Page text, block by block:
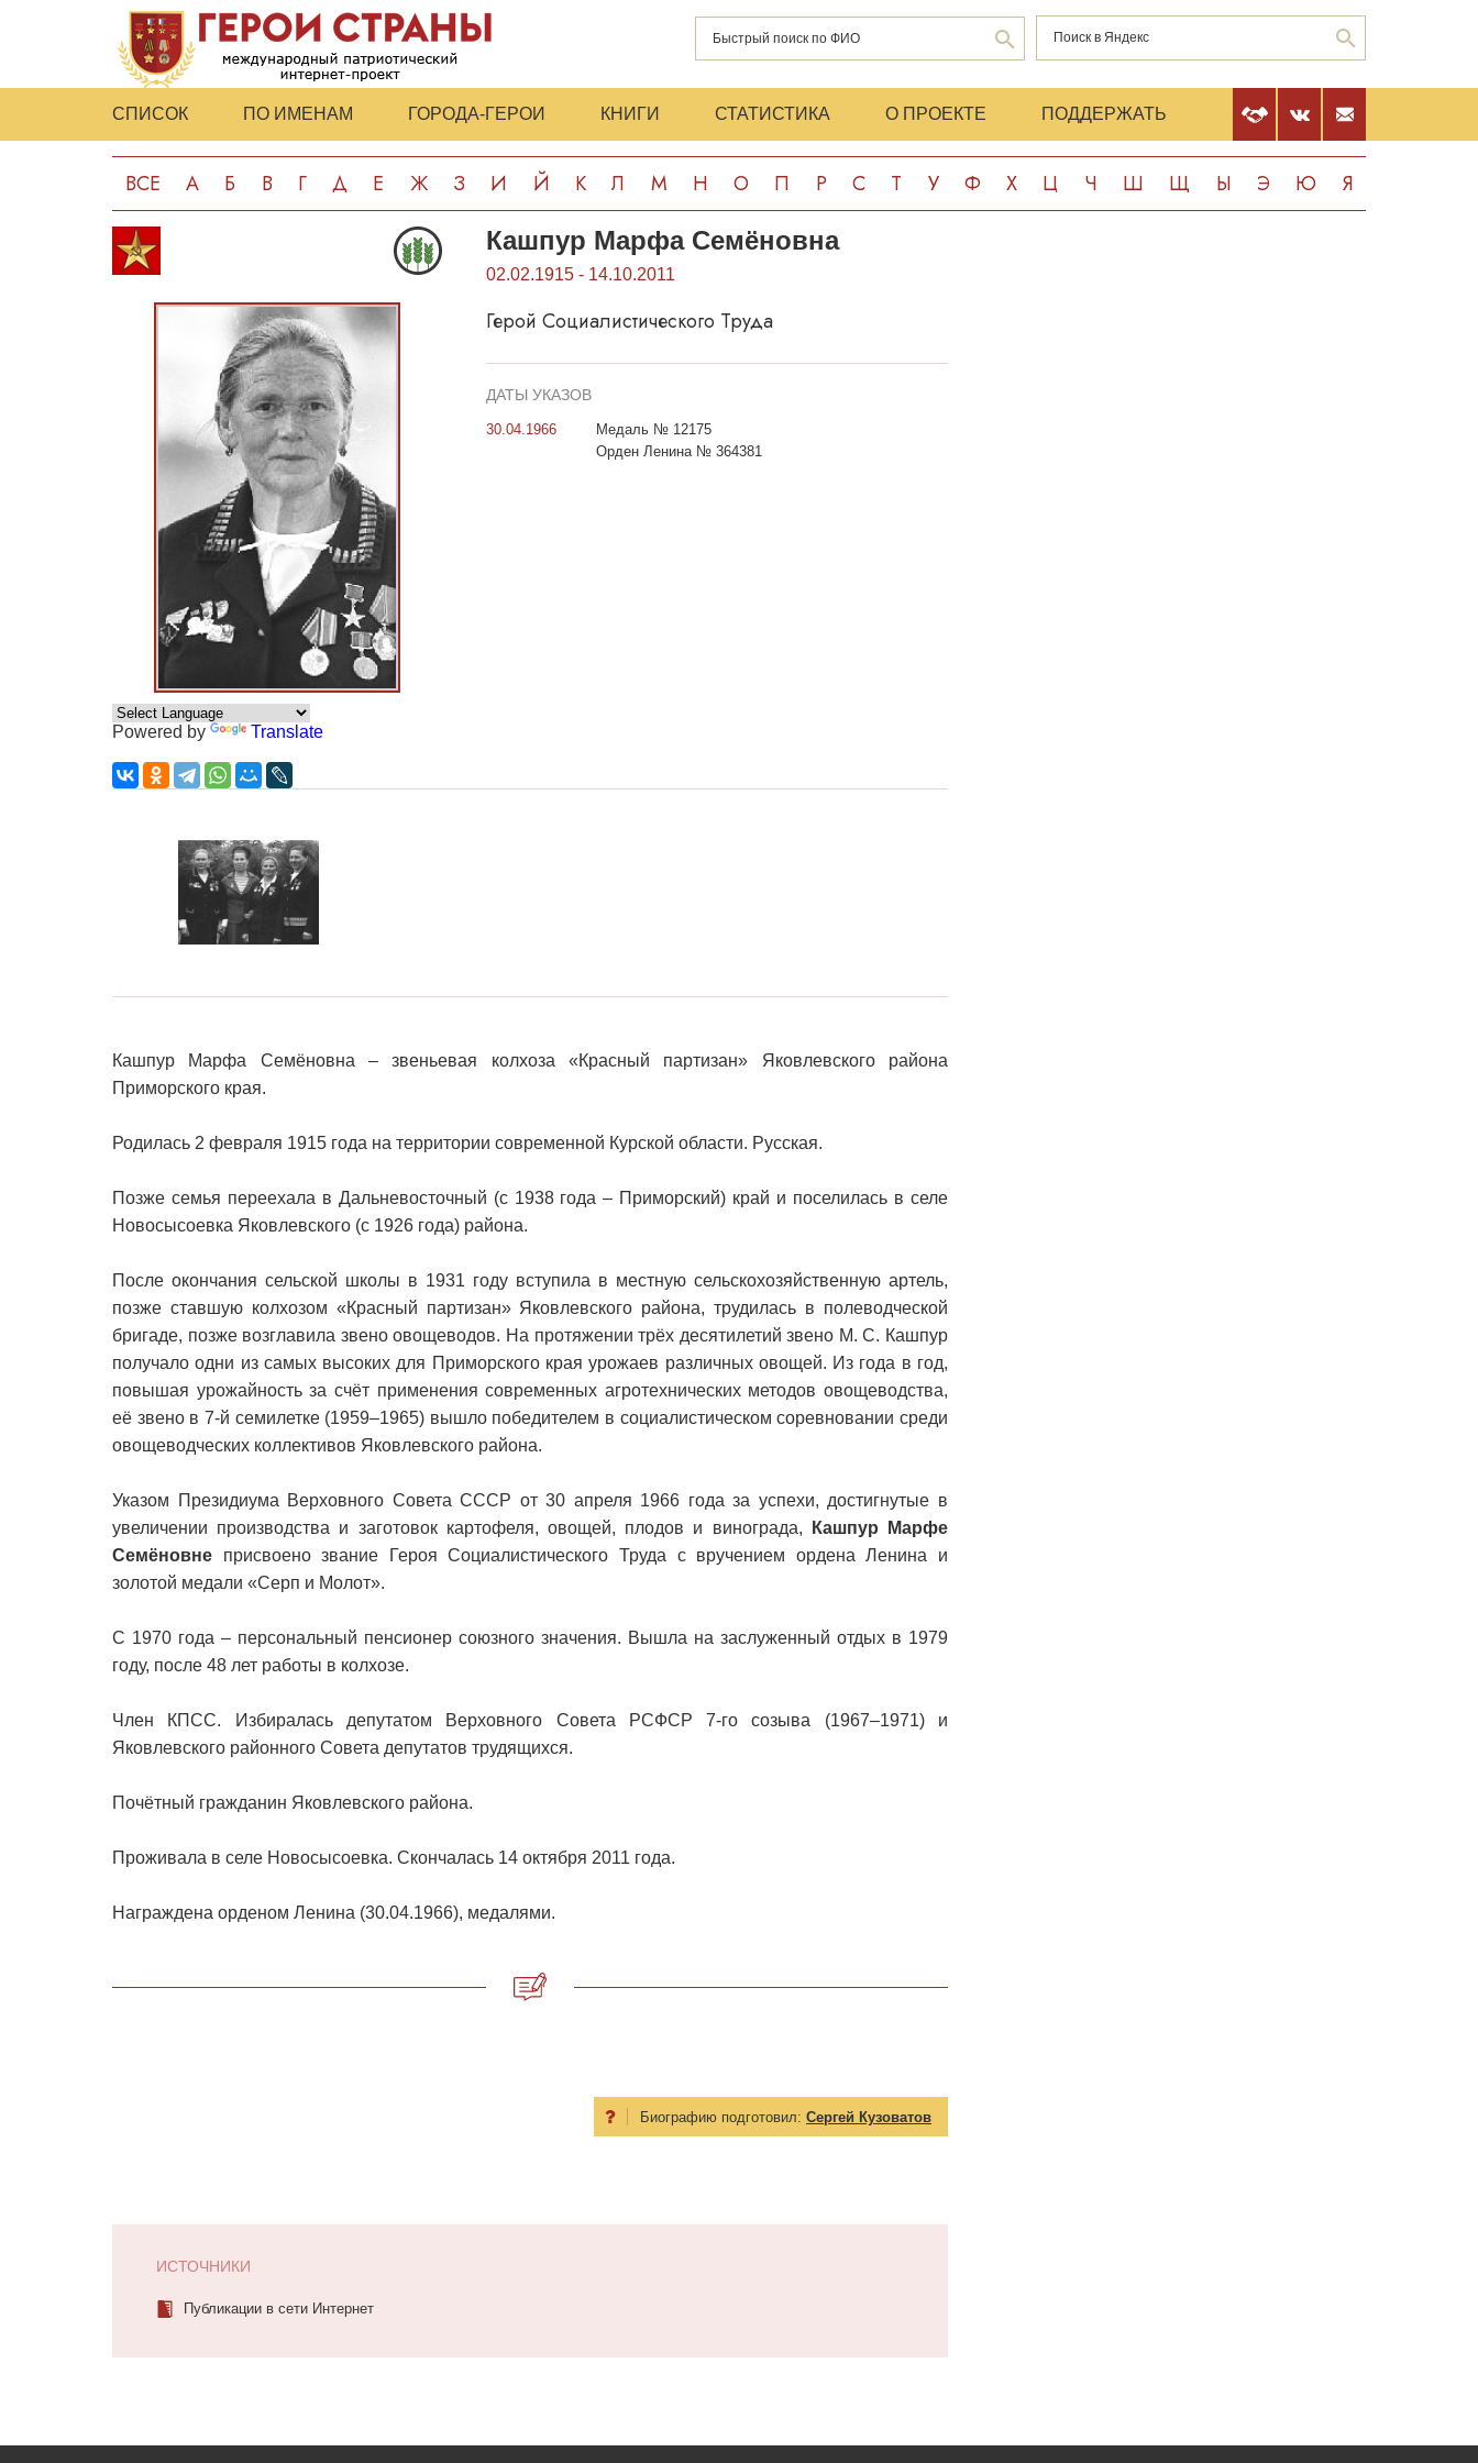
СПИСОК ПО ИМЕНАМ ГОРОДА-ГЕРОИ КНИГИ СТАТИСТИКА О ПРОЕКТЕ ПОДДЕРЖАТЬ
ВСЕ А Б В Г Д Е Ж З И Й К Л М Н О П Р С Т У Ф Х Ц Ч Ш Щ Ы Э Ю Я
Powered by Translate
Кашпур Марфа Семёновна
02.02.1915 - 14.10.2011
Герой Социалистического Труда
ДАТЫ УКАЗОВ
30.04.1966
Медаль № 12175
Орден Ленина № 364381
Кашпур Марфа Семёновна – звеньевая колхоза «Красный партизан» Яковлевского района
Приморского края.
Родилась 2 февраля 1915 года на территории современной Курской области. Русская.
Позже семья переехала в Дальневосточный (с 1938 года – Приморский) край и поселилась в селе
Новосысоевка Яковлевского (с 1926 года) района.
После окончания сельской школы в 1931 году вступила в местную сельскохозяйственную артель,
позже ставшую колхозом «Красный партизан» Яковлевского района, трудилась в полеводческой
бригаде, позже возглавила звено овощеводов. На протяжении трёх десятилетий звено М. С. Кашпур
получало одни из самых высоких для Приморского края урожаев различных овощей. Из года в год,
повышая урожайность за счёт применения современных агротехнических методов овощеводства,
её звено в 7-й семилетке (1959–1965) вышло победителем в социалистическом соревновании среди
овощеводческих коллективов Яковлевского района.
Указом Президиума Верховного Совета СССР от 30 апреля 1966 года за успехи, достигнутые в
увеличении производства и заготовок картофеля, овощей, плодов и винограда,
Кашпур Марфе
Семёновне присвоено звание Героя Социалистического Труда с вручением ордена Ленина и
золотой медали «Серп и Молот».
С 1970 года – персональный пенсионер союзного значения. Вышла на заслуженный отдых в 1979
году, после 48 лет работы в колхозе.
Член КПСС. Избиралась депутатом Верховного Совета РСФСР 7-го созыва (1967–1971) и
Яковлевского районного Совета депутатов трудящихся.
Почётный гражданин Яковлевского района.
Проживала в селе Новосысоевка. Скончалась 14 октября 2011 года.
Награждена орденом Ленина (30.04.1966), медалями.
Биографию подготовил: Сергей Кузоватов
ИСТОЧНИКИ
Публикации в сети Интернет